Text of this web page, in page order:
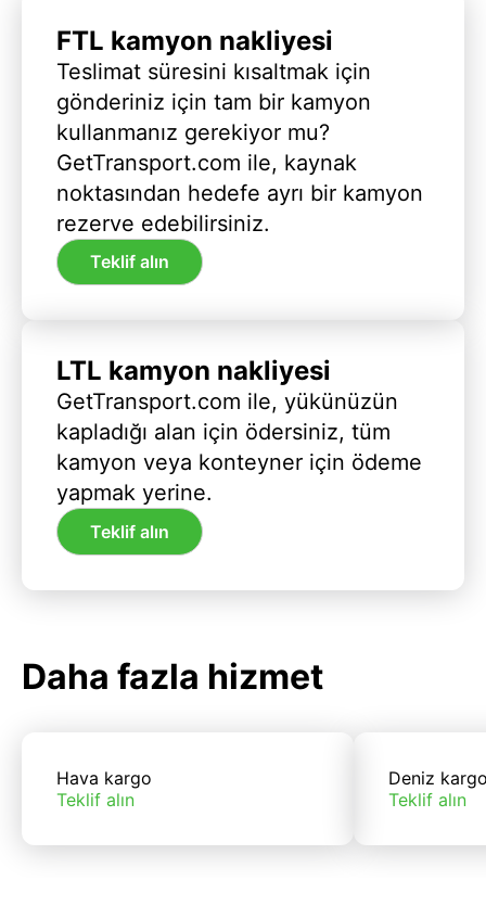
FTL kamyon nakliyesi
Teslimat süresini kısaltmak için
gönderiniz için tam bir kamyon
kullanmanız gerekiyor mu?
GetTransport.com ile, kaynak
noktasından hedefe ayrı bir kamyon
rezerve edebilirsiniz.
Teklif alın
LTL kamyon nakliyesi
GetTransport.com ile, yükünüzün
kapladığı alan için ödersiniz, tüm
kamyon veya konteyner için ödeme
yapmak yerine.
Teklif alın
Daha fazla hizmet
Hava kargo
Teklif alın
Deniz
Teklif alın